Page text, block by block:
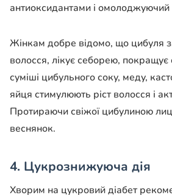
антиоксидантами і омолоджуючий
Жінкам добре відомо, що цибуля
волосся, лікує себорею,
суміші цибульного соку, меду,
яйця стимулюють ріст волосся і
Протираючи свіжої цибулиною
веснянок.
4. Цукрознижуюча дія
Хворим на цукровий діабет